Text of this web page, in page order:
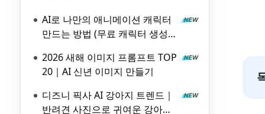
AI로 나만의 애니메이션 캐릭터
만드는 방법 (무료 캐릭터 생성기
2026 새해 이미지 프롬프트 TOP
20｜AI 신년 이미지 만들기
디즈니 픽사 AI 강아지 트렌드｜
반려견 사진으로 귀여운 강아지